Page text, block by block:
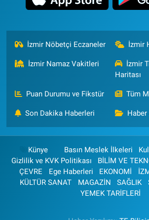
İzmir Nöbetçi Eczaneler İzmir
İzmir Namaz Vakitleri
İzmir
Haritası
Puan Durumu ve Fikstür Tüm
Son Dakika Haberleri
Künye Basın Meslek İlkeleri
Gizlilik ve KVK Politikası
BİLİM VE
ÇEVRE
Ege Haberleri EKONOMİ
KÜLTÜR SANAT
MAGAZİN SAĞLIK
YEMEK TARİFLERİ